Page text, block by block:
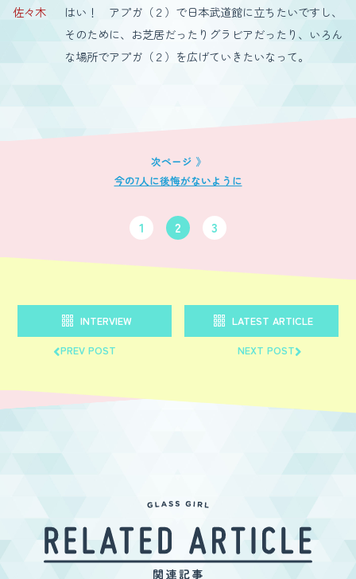
佐々木
はい！ アプガ（２）で日本武道館に立ちたいですし、
そのために、お芝居だったりグラビアだったり、いろん
な場所でアプガ（２）を広げていきたいなって。
今の7人に後悔がないように
1 2 3
INTERVIEW
LATEST ARTICLE
PREV POST
NEXT POST